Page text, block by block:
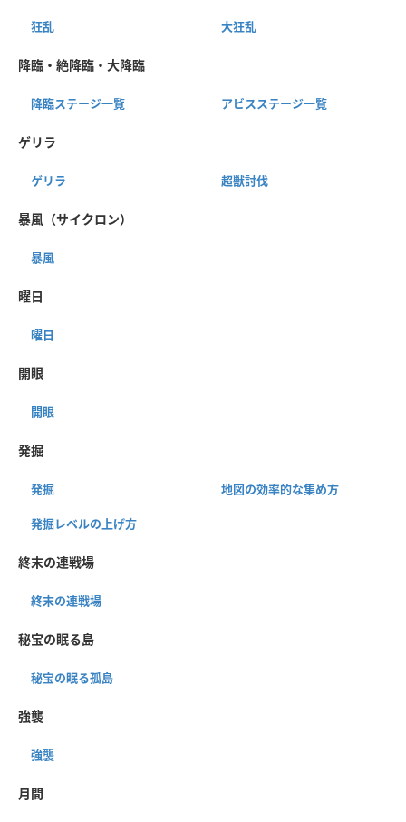
狂乱 大狂乱
降臨・絶降臨・大降臨
降臨ステージ一覧 アビスステージ一覧
ゲリラ
ゲリラ 超獣討伐
暴風（サイクロン）
暴風
曜日
曜日
開眼
開眼
発掘
発掘 地図の効率的な集め方
発掘レベルの上げ方
終末の連戦場
終末の連戦場
秘宝の眠る島
秘宝の眠る孤島
強襲
強襲
月間